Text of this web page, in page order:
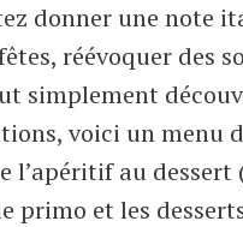
donner une note
réévoquer des
simplement
voici un menu
l’apéritif au dessert
primo et les